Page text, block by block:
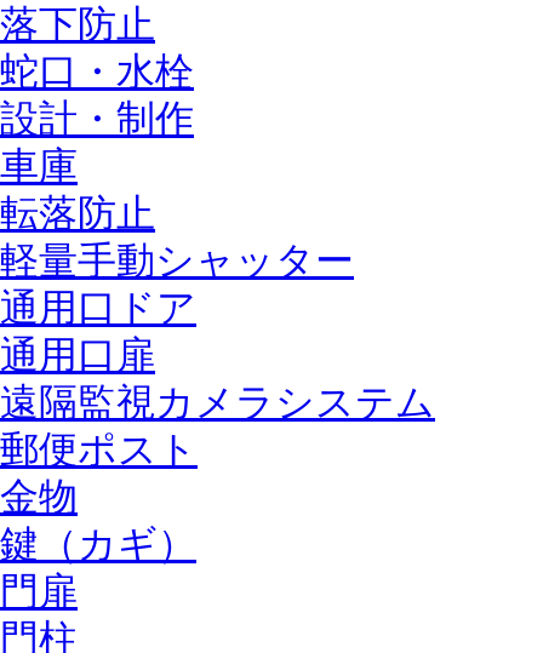
落下防止
蛇口・水栓
設計・制作
車庫
転落防止
軽量手動シャッター
通用口ドア
通用口扉
遠隔監視カメラシステム
郵便ポスト
金物
鍵（カギ）
門扉
門柱